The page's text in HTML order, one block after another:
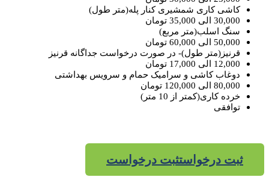
کاشی کاری شمشیری کنار پله(متر طول)
30,000 الی 35,000 تومان
سنگ اسلب(متر مربع)
50,000 الی 60,000 تومان
قرنیز(متر طول)- در صورت درخواست جداگانه قرنیز
12,000 الی 17,000 تومان
دوغاب کاشی و سرامیک حمام و سرویس بهداشتی
80,000 الی 120,000 تومان
خرده کاری(کمتر از 10 متر)
توافقی
ثبت درخواستثبت درخواست